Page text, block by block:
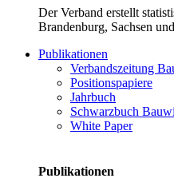
Der Verband erstellt
Brandenburg, Sachsen
Publikationen
Verbandszeitung
Positionspapiere
Jahrbuch
Schwarzbuch
White Paper
Publikationen